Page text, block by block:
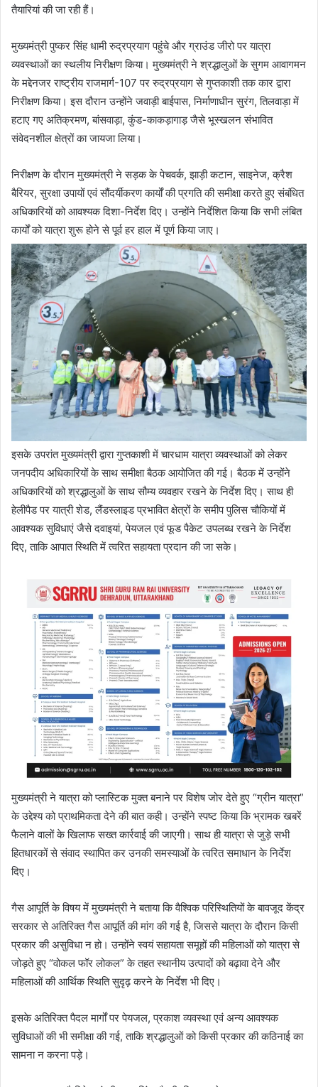
तैयारियां की जा रही हैं।
मुख्यमंत्री पुष्कर सिंह धामी रुद्रप्रयाग पहुंचे और ग्राउंड जीरो पर यात्रा
व्यवस्थाओं का स्थलीय निरीक्षण किया। मुख्यमंत्री ने श्रद्धालुओं के सुगम आवागमन
के मद्देनजर राष्ट्रीय राजमार्ग-107 पर रुद्रप्रयाग से गुप्तकाशी तक कार द्वारा
निरीक्षण किया। इस दौरान उन्होंने जवाड़ी बाईपास, निर्माणाधीन सुरंग, तिलवाड़ा में
हटाए गए अतिक्रमण, बांसवाड़ा, कुंड-काकड़ागाड़ जैसे भूस्खलन संभावित
संवेदनशील क्षेत्रों का जायजा लिया।
निरीक्षण के दौरान मुख्यमंत्री ने सड़क के पेचवर्क, झाड़ी कटान, साइनेज, क्रैश
बैरियर, सुरक्षा उपायों एवं सौंदर्यीकरण कार्यों की प्रगति की समीक्षा करते हुए संबंधित
अधिकारियों को आवश्यक दिशा-निर्देश दिए। उन्होंने निर्देशित किया कि सभी लंबित
कार्यों को यात्रा शुरू होने से पूर्व हर हाल में पूर्ण किया जाए।
इसके उपरांत मुख्यमंत्री द्वारा गुप्तकाशी में चारधाम यात्रा व्यवस्थाओं को लेकर
जनपदीय अधिकारियों के साथ समीक्षा बैठक आयोजित की गई। बैठक में उन्होंने
अधिकारियों को श्रद्धालुओं के साथ सौम्य व्यवहार रखने के निर्देश दिए। साथ ही
हेलीपैड पर यात्री शेड, लैंडस्लाइड प्रभावित क्षेत्रों के समीप पुलिस चौकियों में
आवश्यक सुविधाएं जैसे दवाइयां, पेयजल एवं फूड पैकेट उपलब्ध रखने के निर्देश
दिए, ताकि आपात स्थिति में त्वरित सहायता प्रदान की जा सके।
मुख्यमंत्री ने यात्रा को प्लास्टिक मुक्त बनाने पर विशेष जोर देते हुए “ग्रीन यात्रा”
के उद्देश्य को प्राथमिकता देने की बात कही। उन्होंने स्पष्ट किया कि भ्रामक खबरें
फैलाने वालों के खिलाफ सख्त कार्रवाई की जाएगी। साथ ही यात्रा से जुड़े सभी
हितधारकों से संवाद स्थापित कर उनकी समस्याओं के त्वरित समाधान के निर्देश
दिए।
गैस आपूर्ति के विषय में मुख्यमंत्री ने बताया कि वैश्विक परिस्थितियों के बावजूद केंद्र
सरकार से अतिरिक्त गैस आपूर्ति की मांग की गई है, जिससे यात्रा के दौरान किसी
प्रकार की असुविधा न हो। उन्होंने स्वयं सहायता समूहों की महिलाओं को यात्रा से
जोड़ते हुए “वोकल फॉर लोकल” के तहत स्थानीय उत्पादों को बढ़ावा देने और
महिलाओं की आर्थिक स्थिति सुदृढ़ करने के निर्देश भी दिए।
इसके अतिरिक्त पैदल मार्गों पर पेयजल, प्रकाश व्यवस्था एवं अन्य आवश्यक
सुविधाओं की भी समीक्षा की गई, ताकि श्रद्धालुओं को किसी प्रकार की कठिनाई का
सामना न करना पड़े।